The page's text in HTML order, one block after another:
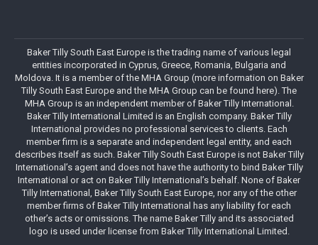
Baker Tilly South East Europe is the trading name of various legal
entities incorporated in Cyprus, Greece, Romania, Bulgaria and
Moldova. It is a member of the MHA Group (more information on Baker
Tilly South East Europe and the MHA Group can be found here). The
MHA Group is an independent member of Baker Tilly International.
Baker Tilly International Limited is an English company. Baker Tilly
International provides no professional services to clients. Each
member firm is a separate and independent legal entity, and each
describes itself as such. Baker Tilly South East Europe is not Baker Tilly
International’s agent and does not have the authority to bind Baker Tilly
International or act on Baker Tilly International’s behalf. None of Baker
Tilly International, Baker Tilly South East Europe, nor any of the other
member firms of Baker Tilly International has any liability for each
other’s acts or omissions. The name Baker Tilly and its associated
logo is used under license from Baker Tilly International Limited.